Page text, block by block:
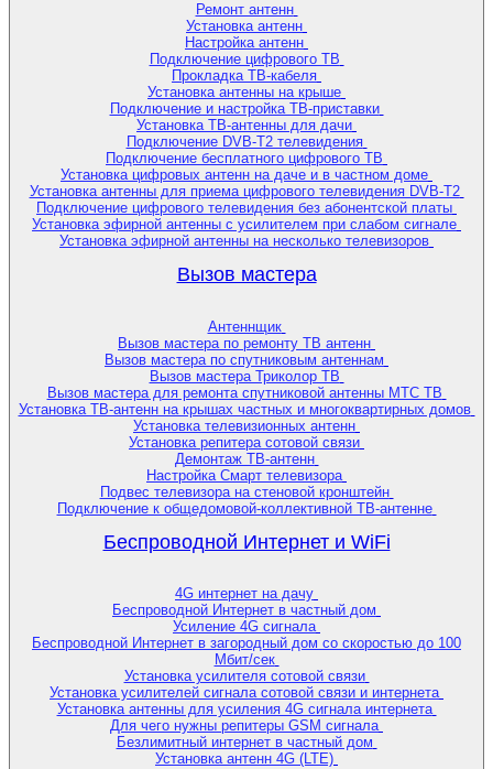
Ремонт антенн
Установка антенн
Настройка антенн
Подключение цифрового ТВ
Прокладка ТВ-кабеля
Установка антенны на крыше
Подключение и настройка ТВ-приставки
Установка ТВ-антенны для дачи
Подключение DVB-T2 телевидения
Подключение бесплатного цифрового ТВ
Установка цифровых антенн на даче и в частном доме
Установка антенны для приема цифрового телевидения DVB-T2
Подключение цифрового телевидения без абонентской платы
Установка эфирной антенны с усилителем при слабом сигнале
Установка эфирной антенны на несколько телевизоров
Вызов мастера
Антеннщик
Вызов мастера по ремонту ТВ антенн
Вызов мастера по спутниковым антеннам
Вызов мастера Триколор ТВ
Вызов мастера для ремонта спутниковой антенны МТС ТВ
Установка ТВ-антенн на крышах частных и многоквартирных домов
Установка телевизионных антенн
Установка репитера сотовой связи
Демонтаж ТВ-антенн
Настройка Смарт телевизора
Подвес телевизора на стеновой кронштейн
Подключение к общедомовой-коллективной ТВ-антенне
Беспроводной Интернет и WiFi
4G интернет на дачу
Беспроводной Интернет в частный дом
Усиление 4G сигнала
Беспроводной Интернет в загородный дом со скоростью до 100
Мбит/сек
Установка усилителя сотовой связи
Установка усилителей сигнала сотовой связи и интернета
Установка антенны для усиления 4G сигнала интернета
Для чего нужны репитеры GSM сигнала
Безлимитный интернет в частный дом
Установка антенн 4G (LTE)